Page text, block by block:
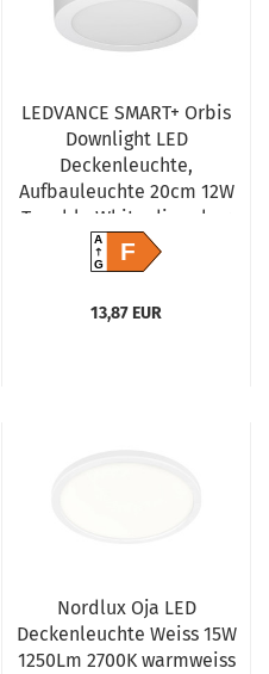
LEDVANCE SMART+ Orbis
Downlight LED
Deckenleuchte,
Aufbauleuchte 20cm 12W
Tunable White dimmbar
4058075572911
A
GF
13,87 EUR
Nordlux Oja LED
Deckenleuchte Weiss 15W
1250Lm 2700K warmweiss